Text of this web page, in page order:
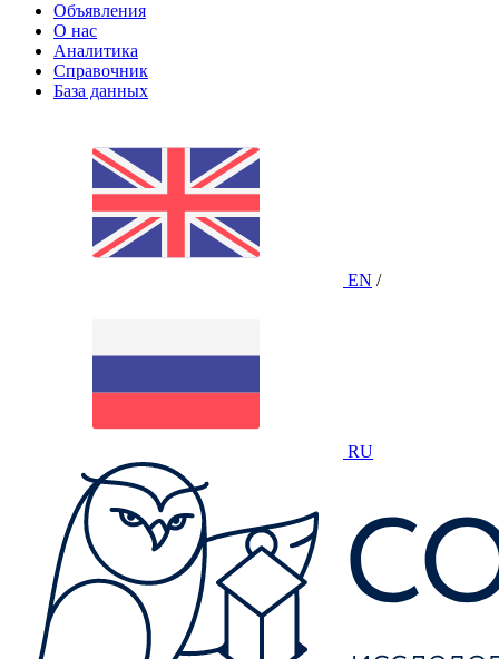
Объявления
О нас
Аналитика
Справочник
База данных
EN /
RU